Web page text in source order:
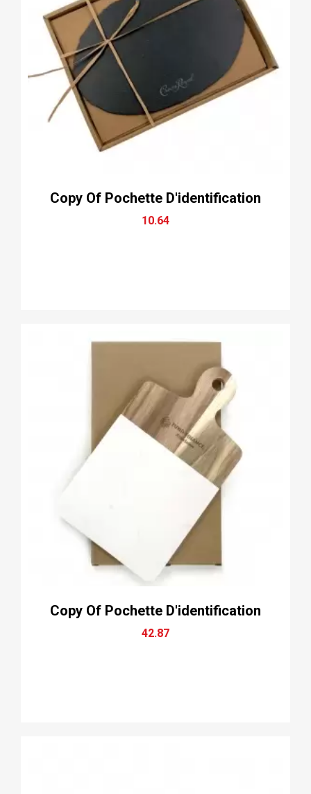
Copy Of Pochette D'identification
10.64
Copy Of Pochette D'identification
42.87